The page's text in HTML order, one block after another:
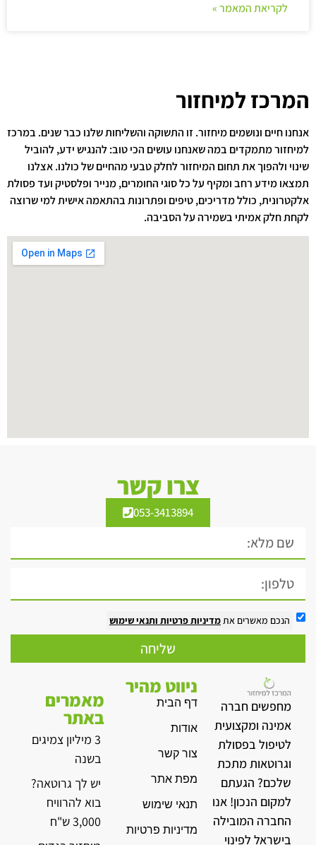
לקריאת המאמר »
המרכז למיחזור
אנחנו חיים ונושמים מיחזור. זו התשוקה והשליחות שלנו כבר שנים. במרכז
למיחזור מתמקדים במה שאנחנו עושים הכי טוב: להנגיש ידע, להוביל
שינוי ולהפוך את תחום המיחזור לחלק טבעי מהחיים של כולנו. אצלנו
תמצאו מידע רחב ומקיף על כל סוגי החומרים, מנייר ופלסטיק ועד פסולת
אלקטרונית, כולל מדריכים, טיפים ופתרונות בהתאמה אישית למי שרוצה
לקחת חלק אמיתי בשמירה על הסביבה.
צרו קשר
053-3413894
הנכם מאשרים אתמדיניות פרטיות ותנאי שימוש
שליחה
מחפשים חברה
אמינה ומקצועית
לטיפול בפסולת
וגרוטאות מתכת
שלכם? הגעתם
למקום הנכון! אנו
החברה המובילה
בישראל לפינוי
ניווט מהיר
דף הבית
אודות
צור קשר
מפת אתר
תנאי שימוש
מדיניות פרטיות
מאמרים
באתר
3 מיליון צמיגים
בשנה
יש לך גרוטאה?
בוא להרוויח
3,000 ש"ח